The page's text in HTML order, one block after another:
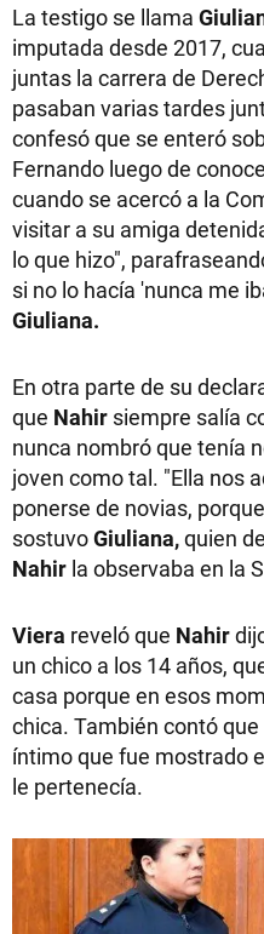
La testigo se llama
imputada desde 2017,
juntas la carrera de
pasaban varias tardes
confesó que se enteró
Fernando luego de
cuando se acercó a la
visitar a su amiga
lo que hizo",
si no lo hacía 'nunca me
Giuliana.
En otra parte de su
que Nahir siempre salía
nunca nombró que tenía
joven como tal. "Ella nos
ponerse de novias,
sostuvoGiuliana,quien
Nahir la observaba en la
Viera reveló que Nahir
un chico a los 14 años,
casa porque en esos
chica. También contó que
íntimo que fue mostrado
le pertenecía.